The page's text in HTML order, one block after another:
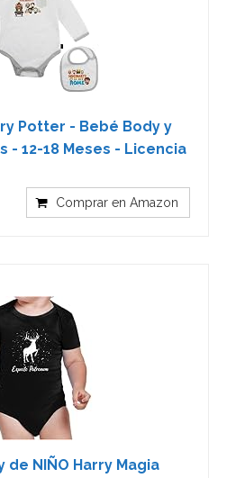
Potter - Bebé Body y
- 12-18 Meses - Licencia
Comprar en Amazon
de NIÑO Harry Magia